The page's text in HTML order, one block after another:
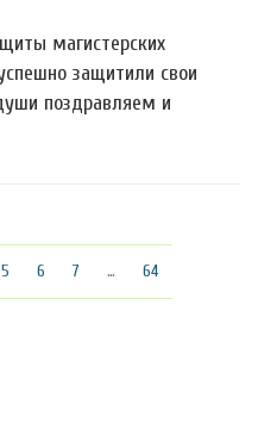
магистерских
защитили свои
поздравляем и
5 6 7 … 64